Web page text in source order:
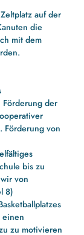
auf der
die
mit dem
Förderung der
Förderung von
bis zu
von
8)
einen
zu motivieren